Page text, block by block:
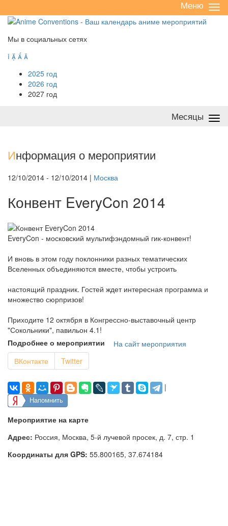
/
Меню
Мы в социальных сетях
   
2025 год
2026 год
2027 год
Месяцы
Информация о мероприятии
12/10/2014 - 12/10/2014 | Москва
Конвент EveryCon 2014
EveryCon - московский мультифэндомный гик-конвент!
И вновь в этом году поклонники разных тематических
Вселенных объединяются вместе, чтобы устроить
настоящий праздник. Гостей ждет интересная программа и
множество сюрпризов!
Приходите 12 октября в Конгрессно-выставочный центр
"Сокольники", павильон 4.1!
Подробнее о мероприятии
На сайт мероприятия
ВКонтакте
Twitter
|
Напомнить
Мероприятие на карте
Адрес: Россия, Москва, 5-й лучевой просек, д. 7, стр. 1
Координаты для GPS: 55.800165, 37.674184